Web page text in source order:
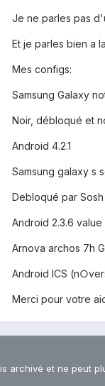
Je ne parles pas
Et je parles bien a
Mes configs:
Samsung Galaxy
Noir, débloqué et
Android 4.2.1
Samsung galaxy s
Debloqué par
Android 2.3.6
Arnova archos 7h
Android ICS
Merci pour votre
archivé et ne peut